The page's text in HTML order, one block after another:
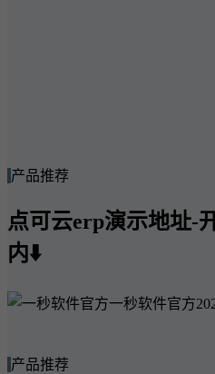
产品推荐
点可云erp演示地址-
内⬇️
一秒软件官方
产品推荐